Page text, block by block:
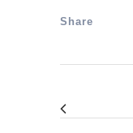
Share